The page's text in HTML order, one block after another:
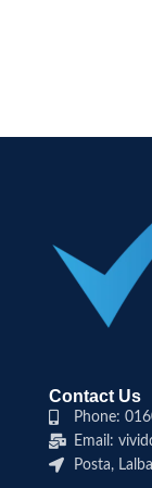
Contact Us
Phone:
Email:
Posta,